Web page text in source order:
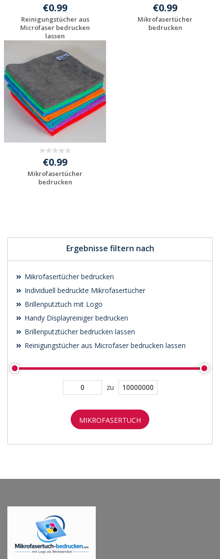
Ergebnisse filtern nach
Mikrofasertücher bedrucken
Individuell bedruckte Mikrofasertücher
Brillenputztuch mit Logo
Handy Displayreiniger bedrucken
Brillenputztücher bedrucken lassen
Reinigungstücher aus Microfaser bedrucken lassen
zu
MIKROFASERTUCH
€0.99
Reinigungstücher aus
Microfaser bedrucken
lassen
Jetzt Angebot
anfordern
€0.99
Mikrofasertücher
bedrucken
€0.99
Mikrofasertücher
bedrucken